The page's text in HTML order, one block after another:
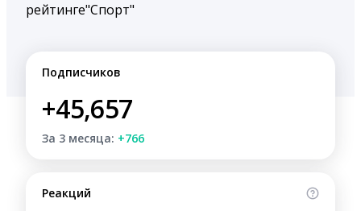
рейтинге"Спорт"
Подписчиков
+45,657
За 3 месяца: +766
Реакций